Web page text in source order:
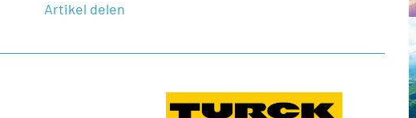
Artikel delen